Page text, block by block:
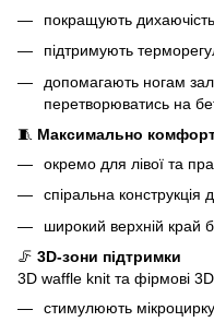
покращують дихаючість
підтримують
допомагають ногам
перетворюватись на
🧵 Максимально
окремо для лівої та
спіральна конструкція
широкий верхній край
🦵 3D-зони підтримки
3D waffle knit та фірмові
стимулюють